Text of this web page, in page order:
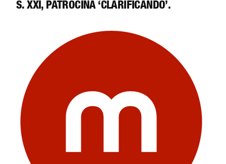
S. XXI, PATROCINA ‘CLARIFICANDO’.